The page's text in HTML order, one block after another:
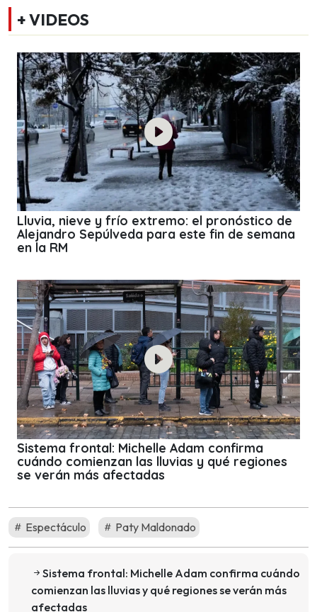
+ VIDEOS
Lluvia, nieve y frío extremo: el pronóstico de
Alejandro Sepúlveda para este fin de semana
en la RM
Sistema frontal: Michelle Adam confirma
cuándo comienzan las lluvias y qué regiones
se verán más afectadas
Espectáculo Paty Maldonado
Sistema frontal: Michelle Adam confirma cuándo
comienzan las lluvias y qué regiones se verán más
afectadas